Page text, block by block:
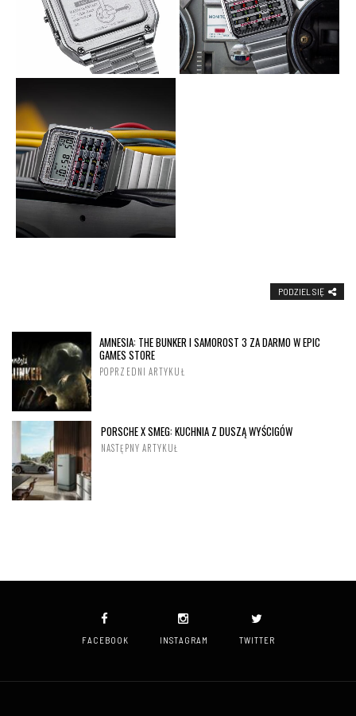
PODZIEL SIĘ
AMNESIA: THE BUNKER I SAMOROST 3 ZA DARMO W EPIC
GAMES STORE
POPRZEDNI ARTYKUŁ
PORSCHE X SMEG: KUCHNIA Z DUSZĄ WYŚCIGÓW
NASTĘPNY ARTYKUŁ
FACEBOOK INSTAGRAM TWITTER